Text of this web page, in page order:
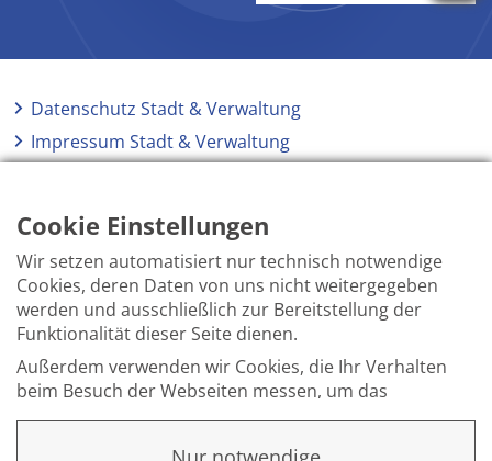
Datenschutz Stadt & Verwaltung
Impressum Stadt & Verwaltung
Cookie Einstellungen
Wir setzen automatisiert nur technisch notwendige
Cookies, deren Daten von uns nicht weitergegeben
werden und ausschließlich zur Bereitstellung der
Funktionalität dieser Seite dienen.
Außerdem verwenden wir Cookies, die Ihr Verhalten
beim Besuch der Webseiten messen, um das
Interesse unserer Besucher besser kennen zu